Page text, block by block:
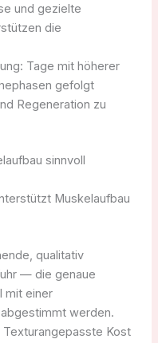
und gezielte
die
Tage mit höherer
gefolgt
Regeneration zu
sinnvoll
Muskelaufbau
qualitativ
— die genaue
mit einer
werden.
Kost